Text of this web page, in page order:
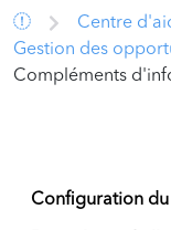
Centre
Gestion des
Compléments
Configuration